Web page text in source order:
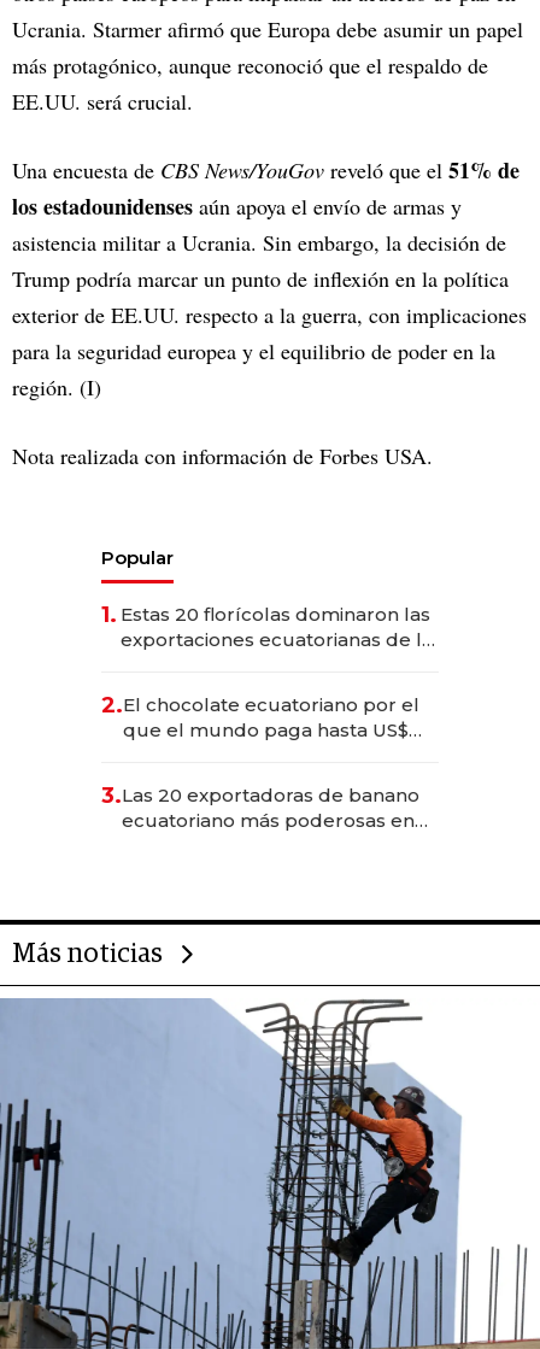
Ucrania. Starmer afirmó que Europa debe asumir un papel
más protagónico, aunque reconoció que el respaldo de
EE.UU. será crucial.
Una encuesta de CBS News/YouGov reveló que el 51% de
los estadounidenses aún apoya el envío de armas y
asistencia militar a Ucrania. Sin embargo, la decisión de
Trump podría marcar un punto de inflexión en la política
exterior de EE.UU. respecto a la guerra, con implicaciones
para la seguridad europea y el equilibrio de poder en la
región. (I)
Nota realizada con información de Forbes USA.
Popular
1. Estas 20 florícolas dominaron las
exportaciones ecuatorianas de la
2.El chocolate ecuatoriano por el
que el mundo paga hasta US$
3.Las 20 exportadoras de banano
ecuatoriano más poderosas en
Más noticias